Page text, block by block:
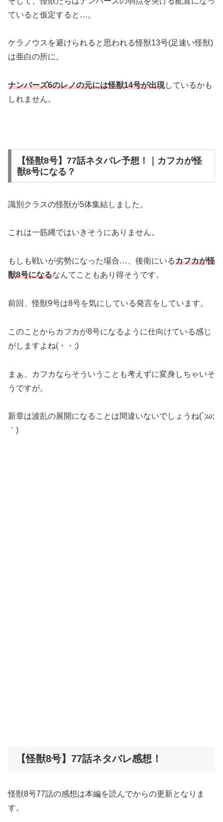
ていると仮定すると…。
ケラノウスを避けられると思われる怪獣13号(足速い怪獣)
は亜白の所に。
ナンバーズ6のレノの元には怪獣14号が出現しているかも
しれません。
【怪獣8号】77話ネタバレ予想！｜カフカが怪
獣8号になる？
識別クラスの怪獣が5体集結しました。
これは一筋縄ではいきそうにありません。
もしも戦いが劣勢になった場合…、後衛にいるカフカが怪
獣8号になるなんてこともあり得そうです。
前回、怪獣9号は8号を気にしている発言をしています。
このことからカフカが8号になるように仕向けている感じ
がしますよね(・・;)
まぁ、カフカならそういうことも考えずに変身しちゃいそ
うですが。
新章は波乱の展開になることは間違いないでしょうね(´;ω;
｀)
【怪獣8号】77話ネタバレ感想！
怪獣8号77話の感想は本編を読んでからの更新となりま
す。